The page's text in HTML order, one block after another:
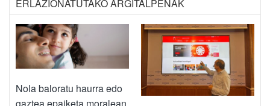
ERLAZIONATUTAKO ARGITALPENAK
Nola baloratu haurra edo